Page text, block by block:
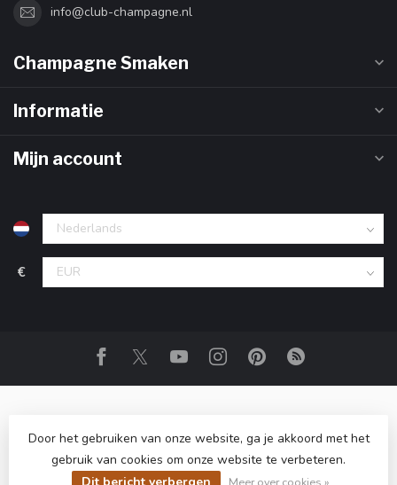
info@club-champagne.nl
Champagne Smaken
Informatie
Mijn account
€
© Copyright 2026 Club Champagne- Powered byLightspeed
Lightspeed designby Dyvelopment
Door het gebruiken van onze website, ga je akkoord met het
gebruik van cookies om onze website te verbeteren.
Meer over cookies »